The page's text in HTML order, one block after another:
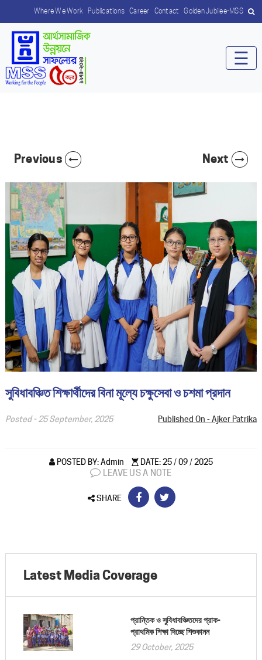
Where We Work Publications Career Contact Golden Jubilee-MSS
☰
Previous Next
সুবিধাবঞ্চিত শিক্ষার্থীদের বিনা মূল্যে চক্ষুসেবা ও চশমা প্রদান
Posted - 25 September, 2025 Published On - Ajker Patrika
POSTED BY: Admin DATE: 25 / 09 / 2025
LEAVE US A NOTE
SHARE
Latest Media Coverage
প্রান্তিক ও সুবিধাবঞ্চিতদের প্রাক-
প্রাথমিক শিক্ষা দিচ্ছে শিশুকানন
29 October, 2025